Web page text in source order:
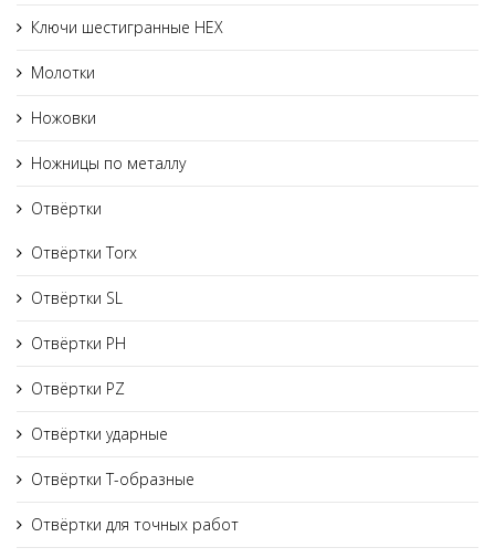
Ключи шестигранные HEX
Молотки
Ножовки
Ножницы по металлу
Отвёртки
Отвёртки Torx
Отвёртки SL
Отвёртки PH
Отвёртки PZ
Отвёртки ударные
Отвёртки Т-образные
Отвёртки для точных работ